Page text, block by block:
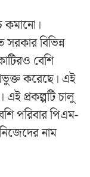
কমানো।
বিভিন্ন
বেশি
করেছে। এই
এই প্রকল্পটি চালু
পরিবার পিএম-
নাম